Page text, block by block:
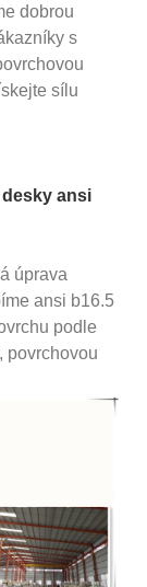
dobrou
s
sílu
ansi
úprava
ansi b16.5
podle
povrchovou